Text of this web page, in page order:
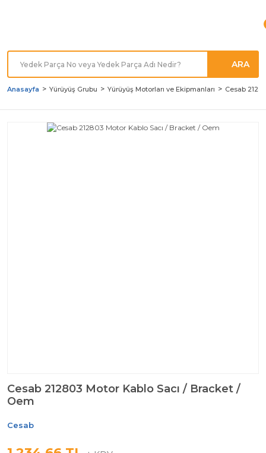
ARA
Anasayfa Yürüyüş Grubu Yürüyüş Motorları ve Ekipmanları Cesab
Cesab 212803 Motor Kablo Sacı / Bracket /
Oem
Cesab